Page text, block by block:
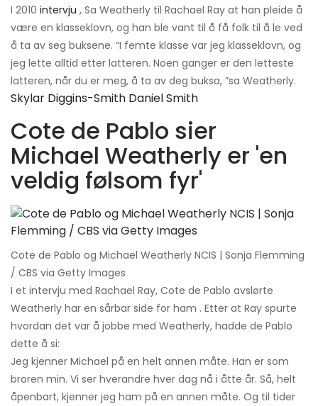
I 2010 intervju , Sa Weatherly til Rachael Ray at han pleide å
være en klasseklovn, og han ble vant til å få folk til å le ved
å ta av seg buksene. “I femte klasse var jeg klasseklovn, og
jeg lette alltid etter latteren. Noen ganger er den letteste
latteren, når du er meg, å ta av deg buksa, ”sa Weatherly.
Skylar Diggins-Smith Daniel Smith
Cote de Pablo sier
Michael Weatherly er 'en
veldig følsom fyr'
Cote de Pablo og Michael Weatherly NCIS | Sonja Flemming
/ CBS via Getty Images
I et intervju med Rachael Ray, Cote de Pablo avslørte
Weatherly har en sårbar side for ham . Etter at Ray spurte
hvordan det var å jobbe med Weatherly, hadde de Pablo
dette å si:
Jeg kjenner Michael på en helt annen måte. Han er som
broren min. Vi ser hverandre hver dag nå i åtte år. Så, helt
åpenbart, kjenner jeg ham på en annen måte. Og til tider